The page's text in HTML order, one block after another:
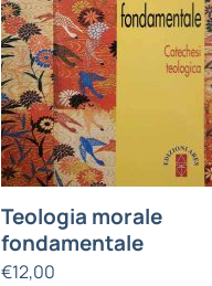
Teologia morale
fondamentale
€12,00